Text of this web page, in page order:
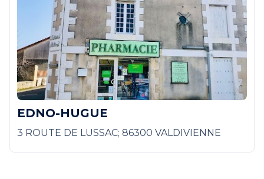
EDNO-HUGUE
3 ROUTE DE LUSSAC; 86300 VALDIVIENNE